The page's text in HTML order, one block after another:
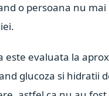
o persoana nu
este evaluata la
glucoza si hidratii